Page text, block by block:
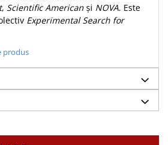
, Scientific American și NOVA. Este
Experimental Search for
produs